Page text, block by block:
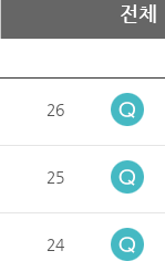
전체
26
25
24